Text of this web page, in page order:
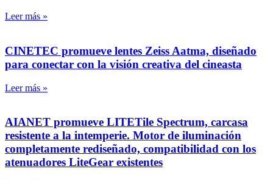
Leer más »
CINETEC promueve lentes Zeiss Aatma, diseñado
para conectar con la visión creativa del cineasta
Leer más »
AIANET promueve LITETile Spectrum, carcasa
resistente a la intemperie. Motor de iluminación
completamente rediseñado, compatibilidad con los
atenuadores LiteGear existentes